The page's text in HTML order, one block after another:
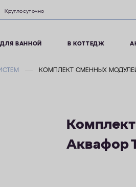
Круглосуточно
ДЛЯ ВАННОЙ В КОТТЕДЖ
КОМПЛЕКТ СМЕННЫХ
Аквафор